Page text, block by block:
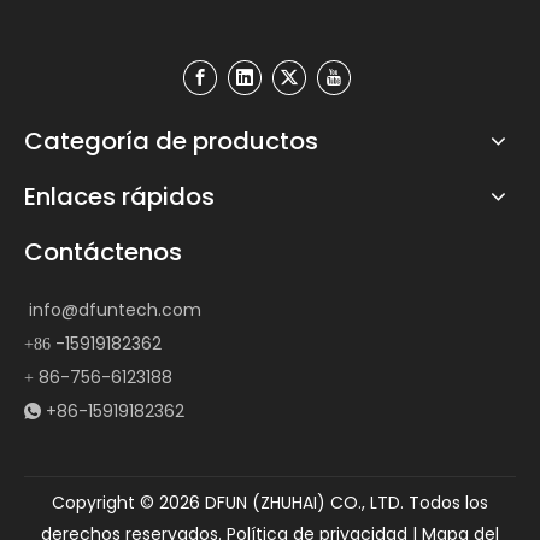
Categoría de productos
Enlaces rápidos
Contáctenos
info@dfuntech.com
+86 -15919182362
+ 86-756-6123188
 +86-15919182362
Copyright © 2026 DFUN (ZHUHAI) CO., LTD. Todos los
derechos reservados. Política de privacidad | Mapa del